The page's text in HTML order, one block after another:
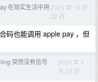
在现实生活中用 2025 年 10 月
22 日
码也能调用 apple pay ，但
突然没有信号
2025 年 1
月 23 日